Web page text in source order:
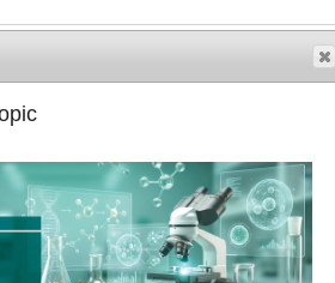
Journal Info Article
browser from previous
a result, some pages may